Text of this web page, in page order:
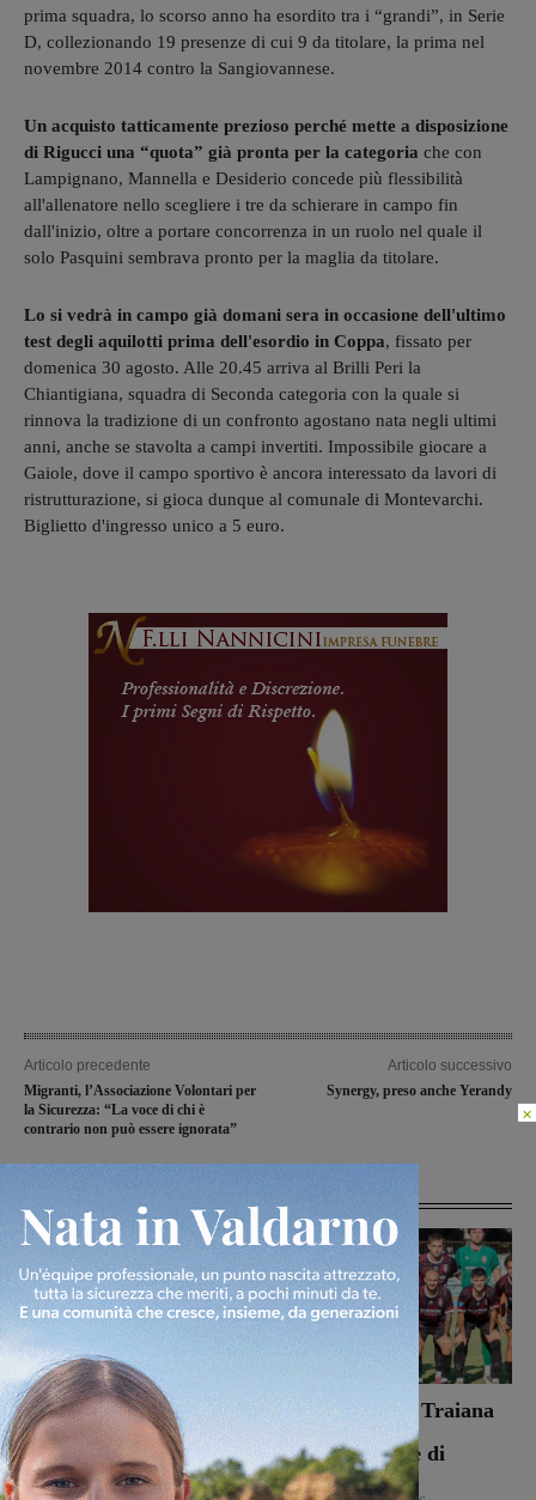
prima squadra, lo scorso anno ha esordito tra i “grandi”, in Serie
D, collezionando 19 presenze di cui 9 da titolare, la prima nel
novembre 2014 contro la Sangiovannese.
Un acquisto tatticamente prezioso perché mette a disposizione
di Rigucci una “quota” già pronta per la categoria che con
Lampignano, Mannella e Desiderio concede più flessibilità
all'allenatore nello scegliere i tre da schierare in campo fin
dall'inizio, oltre a portare concorrenza in un ruolo nel quale il
solo Pasquini sembrava pronto per la maglia da titolare.
Lo si vedrà in campo già domani sera in occasione dell'ultimo
test degli aquilotti prima dell'esordio in Coppa, fissato per
domenica 30 agosto. Alle 20.45 arriva al Brilli Peri la
Chiantigiana, squadra di Seconda categoria con la quale si
rinnova la tradizione di un confronto agostano nata negli ultimi
anni, anche se stavolta a campi invertiti. Impossibile giocare a
Gaiole, dove il campo sportivo è ancora interessato da lavori di
ristrutturazione, si gioca dunque al comunale di Montevarchi.
Biglietto d'ingresso unico a 5 euro.
Articolo precedente
Migranti, l’Associazione Volontari per
la Sicurezza: “La voce di chi è
contrario non può essere ignorata”
Articolo successivo
Synergy, preso anche Yerandy
Dal treno all’ospedale, la
vita in “Frammenti”: il
primo libro del
valdarnese Luca Livi
Il Terrranuova Traiana
battuto 3-1
nell’amichevole di
Grosseto
×